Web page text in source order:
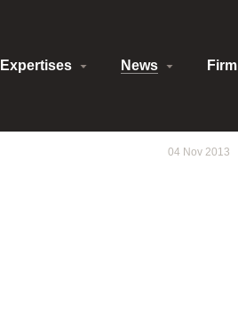
Expertises News Firm
04 Nov 2013